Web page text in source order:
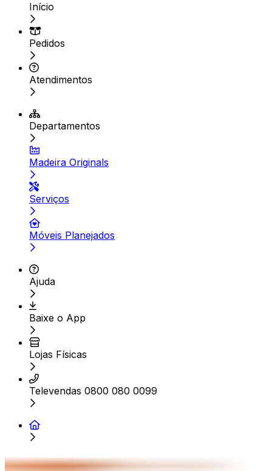
Início
Pedidos
Atendimentos
Departamentos
Madeira Originals
Serviços
Móveis Planejados
Ajuda
Baixe o App
Lojas Físicas
Televendas 0800 080 0099